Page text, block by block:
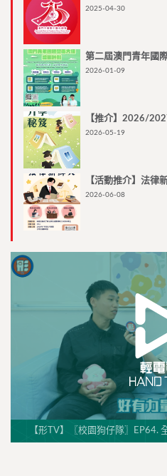
2025-04-30
第二屆澳門青年國
2026-01-09
【推介】2026/
2026-05-19
【活動推介】法律
2026-06-08
【形TV】〖校園狗仔隊〗EP64.